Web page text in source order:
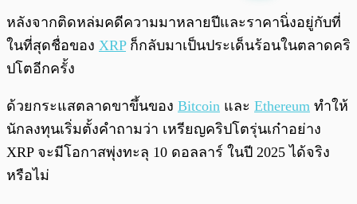
พร้อมเล่น 0:00 0:00
หลังจากติดหล่มคดีความมาหลายปีและราคานิ่งอยู่กับที่
ในที่สุดชื่อของ XRPก็กลับมาเป็นประเด็นร้อนในตลาดคริ
ปโตอีกครั้ง
ด้วยกระแสตลาดขาขึ้นของ Bitcoin และ Ethereum ทำให้
นักลงทุนเริ่มตั้งคำถามว่า เหรียญคริปโตรุ่นเก๋าอย่าง
XRP จะมีโอกาสพุ่งทะลุ 10 ดอลลาร์ ในปี 2025 ได้จริง
หรือไม่